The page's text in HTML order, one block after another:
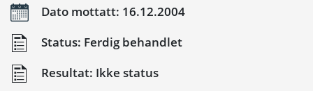
Dato mottatt: 16.12.2004
Status: Ferdig behandlet
Resultat: Ikke status